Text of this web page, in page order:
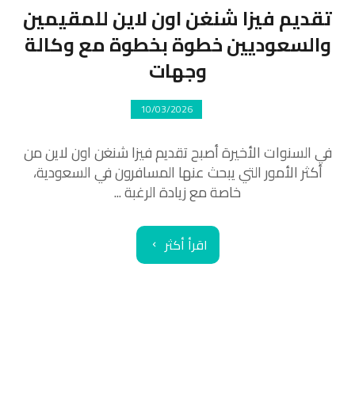
تقديم فيزا شنغن اون لاين للمقيمين
والسعوديين خطوة بخطوة مع وكالة
وجهات
10/03/2026
في السنوات الأخيرة أصبح تقديم فيزا شنغن اون لاين من
أكثر الأمور التي يبحث عنها المسافرون في السعودية،
خاصة مع زيادة الرغبة ...
اقرأ أكثر